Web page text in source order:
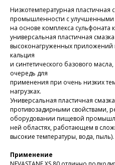
Низкотемпературная пластичная
промышленности с улучшенными
на основе комплекса сульфоната
универсальная пластичная
высоконагруженных приложений
кальция
и синтетического базового
очередь для
применения при очень низких
нагрузках.
Универсальная пластичная
противозадирными свойствами,
оборудовании пищевой
ней областях, работающем в
высокие температуры, вода, пыль).
Применение